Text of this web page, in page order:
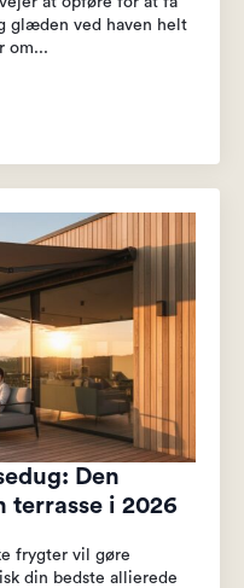
glæden ved haven helt
om...
Den
i 2026
frygter vil gøre
din bedste allierede